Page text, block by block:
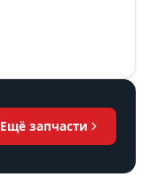
Ещё запчасти